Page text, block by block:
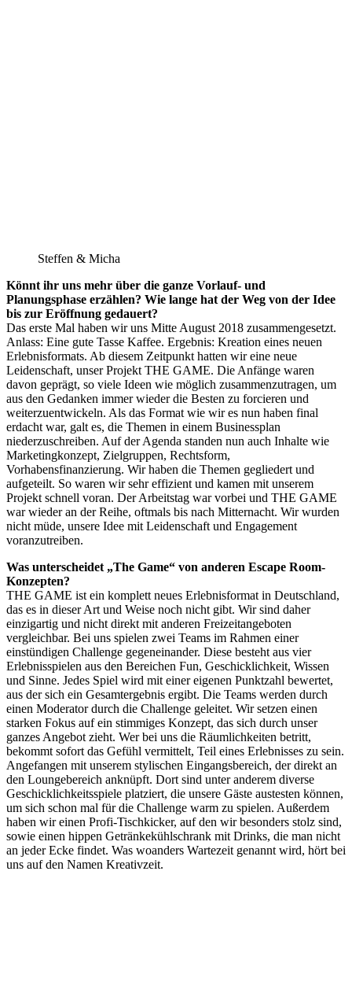
Steffen & Micha
Könnt ihr uns mehr über die ganze Vorlauf- und
Planungsphase erzählen? Wie lange hat der Weg von der Idee
bis zur Eröffnung gedauert?
Das erste Mal haben wir uns Mitte August 2018 zusammengesetzt.
Anlass: Eine gute Tasse Kaffee. Ergebnis: Kreation eines neuen
Erlebnisformats. Ab diesem Zeitpunkt hatten wir eine neue
Leidenschaft, unser Projekt THE GAME. Die Anfänge waren
davon geprägt, so viele Ideen wie möglich zusammenzutragen, um
aus den Gedanken immer wieder die Besten zu forcieren und
weiterzuentwickeln. Als das Format wie wir es nun haben final
erdacht war, galt es, die Themen in einem Businessplan
niederzuschreiben. Auf der Agenda standen nun auch Inhalte wie
Marketingkonzept, Zielgruppen, Rechtsform,
Vorhabensfinanzierung. Wir haben die Themen gegliedert und
aufgeteilt. So waren wir sehr effizient und kamen mit unserem
Projekt schnell voran. Der Arbeitstag war vorbei und THE GAME
war wieder an der Reihe, oftmals bis nach Mitternacht. Wir wurden
nicht müde, unsere Idee mit Leidenschaft und Engagement
voranzutreiben.
Was unterscheidet „The Game“ von anderen Escape Room-
Konzepten?
THE GAME ist ein komplett neues Erlebnisformat in Deutschland,
das es in dieser Art und Weise noch nicht gibt. Wir sind daher
einzigartig und nicht direkt mit anderen Freizeitangeboten
vergleichbar. Bei uns spielen zwei Teams im Rahmen einer
einstündigen Challenge gegeneinander. Diese besteht aus vier
Erlebnisspielen aus den Bereichen Fun, Geschicklichkeit, Wissen
und Sinne. Jedes Spiel wird mit einer eigenen Punktzahl bewertet,
aus der sich ein Gesamtergebnis ergibt. Die Teams werden durch
einen Moderator durch die Challenge geleitet. Wir setzen einen
starken Fokus auf ein stimmiges Konzept, das sich durch unser
ganzes Angebot zieht. Wer bei uns die Räumlichkeiten betritt,
bekommt sofort das Gefühl vermittelt, Teil eines Erlebnisses zu sein.
Angefangen mit unserem stylischen Eingangsbereich, der direkt an
den Loungebereich anknüpft. Dort sind unter anderem diverse
Geschicklichkeitsspiele platziert, die unsere Gäste austesten können,
um sich schon mal für die Challenge warm zu spielen. Außerdem
haben wir einen Profi-Tischkicker, auf den wir besonders stolz sind,
sowie einen hippen Getränkekühlschrank mit Drinks, die man nicht
an jeder Ecke findet. Was woanders Wartezeit genannt wird, hört bei
uns auf den Namen Kreativzeit.